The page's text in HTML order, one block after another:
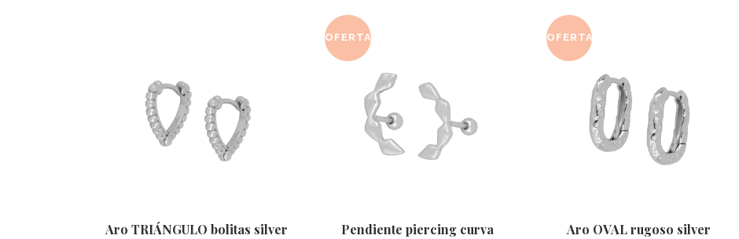
Aro TRIÁNGULO bolitas silver
OFERTA
Pendiente piercing curva
OFERTA
Aro OVAL rugoso silver